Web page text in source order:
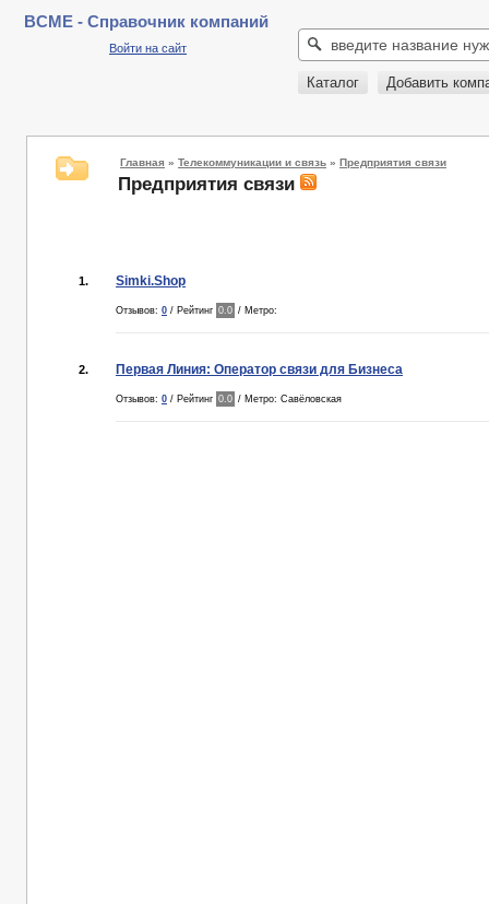
BCME - Справочник компаний
Войти на сайт
Каталог Добавить
Главная » Телекоммуникации и связь » Предприятия связи
Предприятия связи
1. Simki.Shop
Отзывов: 0 / Рейтинг 0.0 / Метро:
2. Первая Линия: Оператор связи для Бизнеса
Отзывов: 0 / Рейтинг 0.0 / Метро: Савёловская